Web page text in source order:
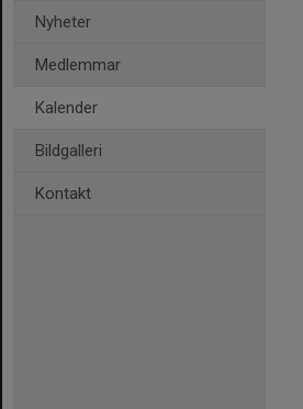
Nyheter
Medlemmar
Kalender
Bildgalleri
Kontakt